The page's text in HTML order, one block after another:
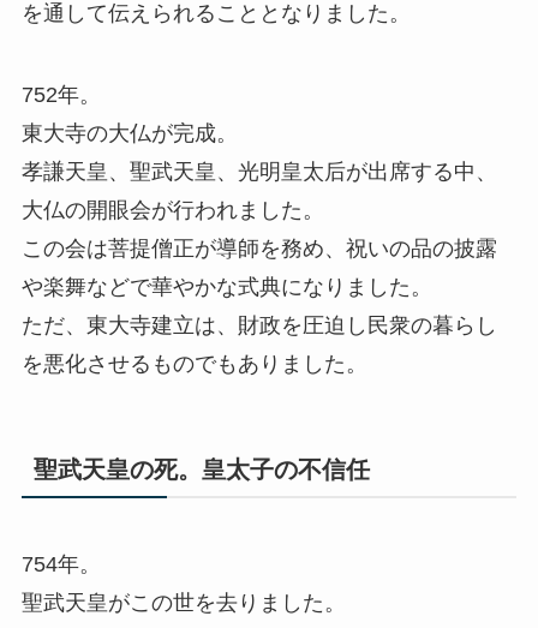
を通して伝えられることとなりました。
752年。
東大寺の大仏が完成。
孝謙天皇、聖武天皇、光明皇太后が出席する中、
大仏の開眼会が行われました。
この会は菩提僧正が導師を務め、祝いの品の披露
や楽舞などで華やかな式典になりました。
ただ、東大寺建立は、財政を圧迫し民衆の暮らし
を悪化させるものでもありました。
聖武天皇の死。皇太子の不信任
754年。
聖武天皇がこの世を去りました。